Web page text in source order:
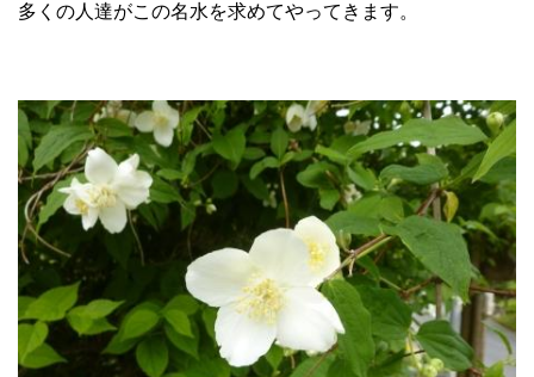
多くの人達がこの名水を求めてやってきます。